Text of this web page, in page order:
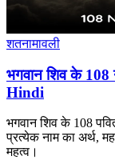
शतनामावली
भगवान शिव के
Hindi
भगवान शिव के 108
प्रत्येक नाम का अर्थ,
महत्व।